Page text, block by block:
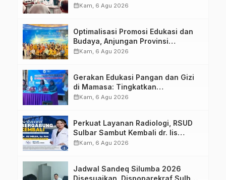
Aplikasi FLEKSI ASN
calendar_monthKam, 6 Agu 2026
Optimalisasi Promosi Edukasi dan
Budaya, Anjungan Provinsi
Sulawesi Barat Perkuat Kolaborasi
calendar_monthKam, 6 Agu 2026
Gerakan Edukasi Pangan dan Gizi
di Mamasa: Tingkatkan
Pengetahuan dan Keterampilan
calendar_monthKam, 6 Agu 2026
Perkuat Layanan Radiologi, RSUD
Sulbar Sambut Kembali dr. Iis
Imelda, Sp.Rad
calendar_monthKam, 6 Agu 2026
Jadwal Sandeq Silumba 2026
Disesuaikan, Dispoparekraf Sulbar